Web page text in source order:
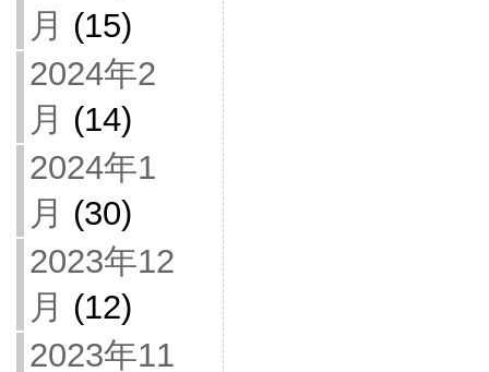
月 (15)
2024年2
月 (14)
2024年1
月 (30)
2023年12
月 (12)
2023年11